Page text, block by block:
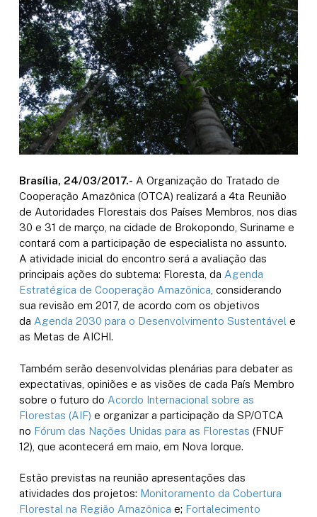
Brasília, 24/03/2017.- A Organização do Tratado de
Cooperação Amazônica (OTCA) realizará a 4ta Reunião
de Autoridades Florestais dos Países Membros, nos dias
30 e 31 de março, na cidade de Brokopondo, Suriname e
contará com a participação de especialista no assunto.
A atividade inicial do encontro será a avaliação das
principais ações do subtema: Floresta, da Agenda
Estratégica de Cooperação Amazônica , considerando
sua revisão em 2017, de acordo com os objetivos
da Agenda 2030 para o Desenvolvimento Sustentável e
as Metas de AICHI.
Também serão desenvolvidas plenárias para debater as
expectativas, opiniões e as visões de cada País Membro
sobre o futuro do Acordo Internacional sobre as
Florestas (AIF) e organizar a participação da SP/OTCA
no Fórum das Nações Unidas para as Florestas (FNUF
12), que acontecerá em maio, em Nova Iorque.
Estão previstas na reunião apresentações das
atividades dos projetos: Monitoramento da Cobertura
Florestal na Região Amazônica e; Fortalecimento